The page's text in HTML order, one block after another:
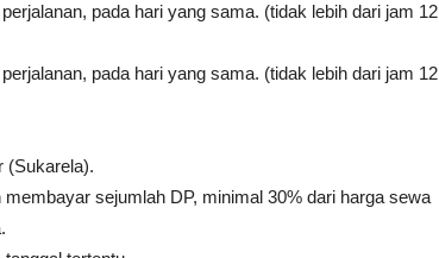
pada hari yang sama. (tidak lebih dari jam 12
pada hari yang sama. (tidak lebih dari jam 12
(Sukarela).
sejumlah DP, minimal 30% dari harga sewa